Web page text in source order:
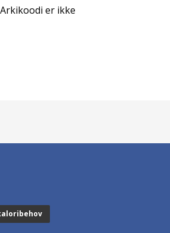
er ikke